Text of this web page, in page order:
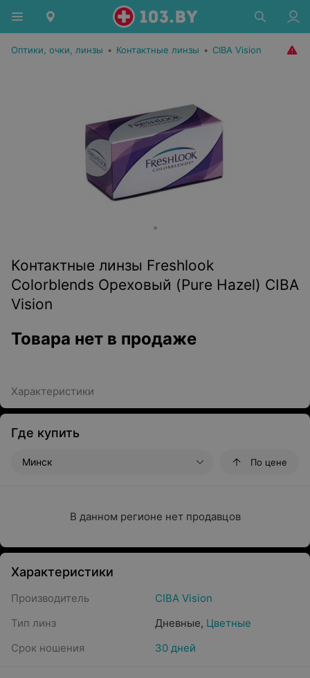
Оптики, очки, линзы • Контактные линзы • CIBA Vision
Контактные линзы Freshlook
Colorblends Ореховый (Pure Hazel) CIBA
Vision
Товара нет в продаже
Характеристики
Где купить
Минск По цене
В данном регионе нет продавцов
Характеристики
Производитель
CIBA Vision
Тип линз
Дневные, Цветные
Срок ношения
30 дней